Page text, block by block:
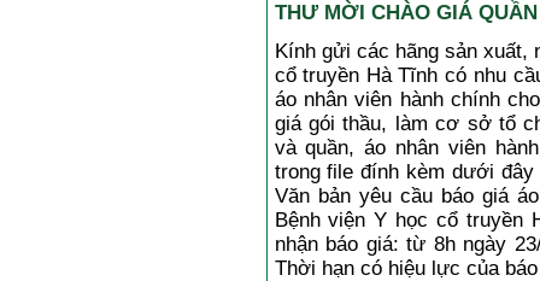
THƯ MỜI CHÀO GIÁ
Kính gửi các hãng sản xuất,
cổ truyền Hà Tĩnh có nhu
áo nhân viên hành chính
giá gói thầu, làm cơ sở tổ
và quần, áo nhân viên
trong file đính kèm dưới đây
Văn bản yêu cầu báo giá
Bệnh viện Y học cổ truyền
nhận báo giá: từ 8h ngày
Thời hạn có hiệu lực của